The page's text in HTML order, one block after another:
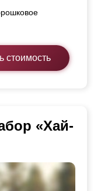
стоимость
«Хай-